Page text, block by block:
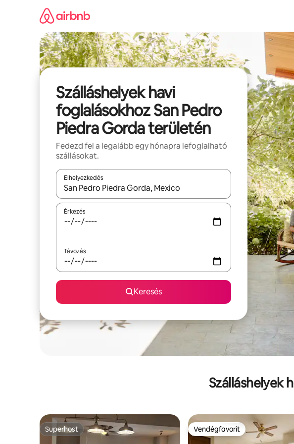
Szálláshelyek havi
foglalásokhoz San Pedro
Piedra Gorda területén
Fedezd fel a legalább egy hónapra lefoglalható
szállásokat.
Elhelyezkedés
Az eredmények között a felfelé és a lefelé nyíllal navigálhatsz, illetve
Érkezés
Távozás
Keresés
Szálláshelyek
Superhost
Superhost Vendégfavorit
Vendégfavorit